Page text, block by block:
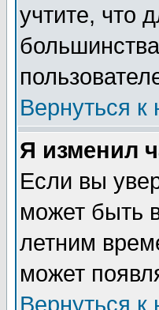
учтите, что
Вернуться к
Я изменил
Если вы
может быть
летним
может
Вернуться к